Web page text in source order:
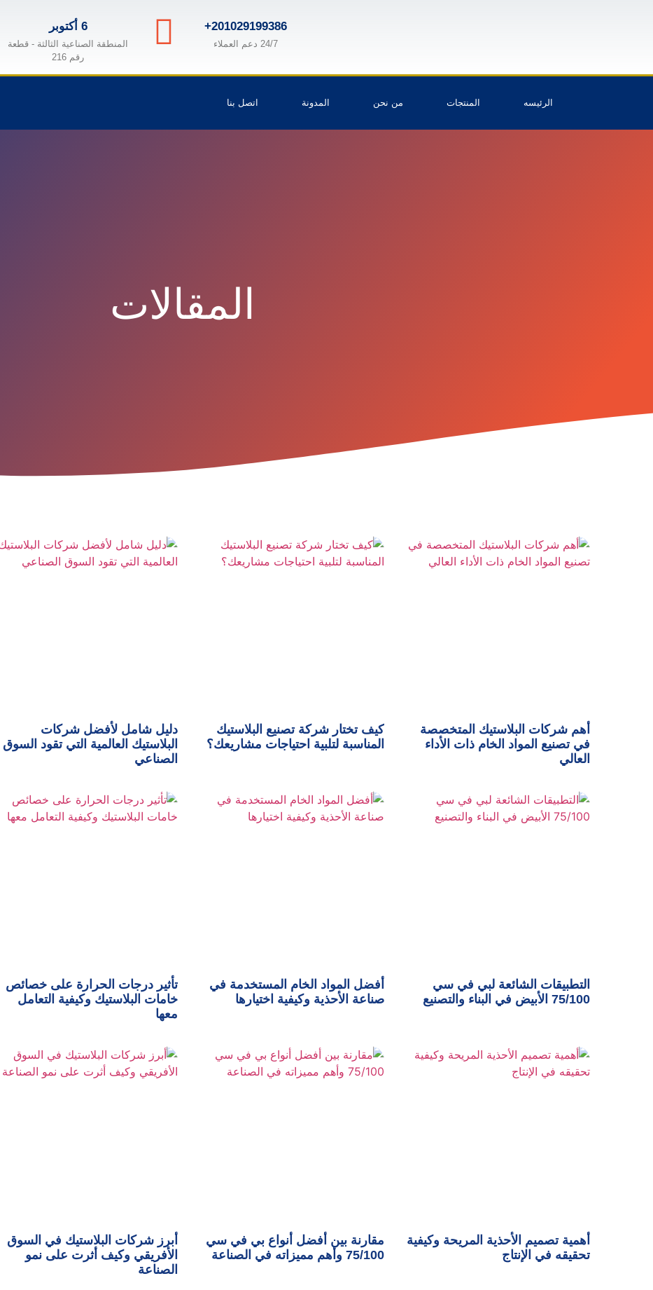
+201029199386
24/7 دعم العملاء
6 أكتوبر
المنطقة الصناعية الثالثة - قطعة
رقم 216
الرئيسه المنتجات من نحن المدونة اتصل بنا
المقالات
أهم شركات البلاستيك المتخصصة
في تصنيع المواد الخام ذات الأداء
العالي
كيف تختار شركة تصنيع البلاستيك
المناسبة لتلبية احتياجات مشاريعك؟
دليل شامل لأفضل شركات
البلاستيك العالمية التي تقود السوق
الصناعي
التطبيقات الشائعة لبي في سي
75/100 الأبيض في البناء والتصنيع
أفضل المواد الخام المستخدمة في
صناعة الأحذية وكيفية اختيارها
تأثير درجات الحرارة على خصائص
خامات البلاستيك وكيفية التعامل
معها
أهمية تصميم الأحذية المريحة وكيفية
تحقيقه في الإنتاج
مقارنة بين أفضل أنواع بي في سي
75/100 وأهم مميزاته في الصناعة
أبرز شركات البلاستيك في السوق
الأفريقي وكيف أثرت على نمو
الصناعة